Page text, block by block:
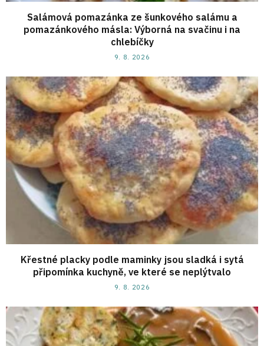
Salámová pomazánka ze šunkového salámu a
pomazánkového másla: Výborná na svačinu i na
chlebíčky
9. 8. 2026
Křestné placky podle maminky jsou sladká i sytá
připomínka kuchyně, ve které se neplýtvalo
9. 8. 2026